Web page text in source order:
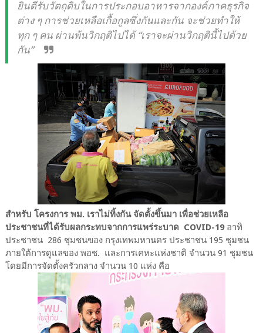
ยินดีรับวัตถุดิบในการประกอบอาหารจากองค์ภาคธุรกิจ
ต่าง ๆ การช่วยเหลือเกื้อกูลซึ่งกันและกัน จะช่วยทำให้
ทุก ๆ คน ผ่านพ้นวิกฤติไปได้ “เราจะผ่านวิกฤตินี้ไปด้วย
กัน”
สำหรับ โครงการ พม. เราไม่ทิ้งกัน จัดตั้งขึ้นมา เพื่อช่วยเหลือ
ประชาชนที่ได้รับผลกระทบจากการแพร่ระบาด COVID-19อาทิ
ประชาชน 286 ชุมชนของ กรุงเทพมหานคร ประชาชน 195 ชุมชน
ภายใต้การดูแลของ พอช. และการเคหะแห่งชาติ จำนวน 91 ชุมชน
โดยมีการจัดตั้งครัวกลาง จำนวน 10 แห่ง คือ